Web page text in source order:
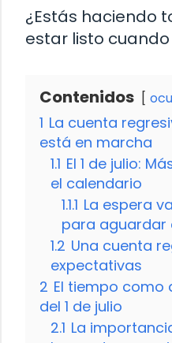
¿Estás haciendo
estar listo cuando
Contenidos
1 La cuenta
está en marcha
1.1 El 1 de julio:
el calendario
1.1.1 La espera
para aguardar
1.2 Una cuenta
expectativas
2 El tiempo como
del 1 de julio
2.1 La